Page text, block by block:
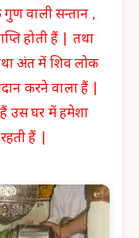
गुण वाली सन्तान ,
होती हैं | तथा
अंत में शिव लोक
करने वाला हैं |
उस घर में हमेशा
हैं |